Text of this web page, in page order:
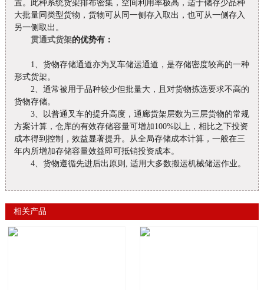
置。此种系统货架排布密集，空间利用率极高，适于储存少品种
大批量同类型货物，货物可从同一侧存入取出，也可从一侧存入
另一侧取出。
贯通式货架的优势有：
1、货物存储通道亦为叉车储运通道，是存储密度较高的一种
形式货架。
2、通常被用于品种较少但批量大，且对货物拣选要求不高的
货物存储。
3、以普通叉车的提升高度，通廊货架层数为三层货物的常规
方案计算，仓库的有效存储容量可增加100%以上，相比之下投资
成本得到控制，效益显著提升。从全局存储成本计算，一般在三
年内所增加存储容量效益即可抵销投资成本。
4、货物遵循先进后出原则, 适用大多数搬运机械储运作业。
相关产品